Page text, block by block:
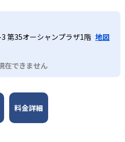
第35オーシャンプラザ1階 地図
在できません
料金詳細